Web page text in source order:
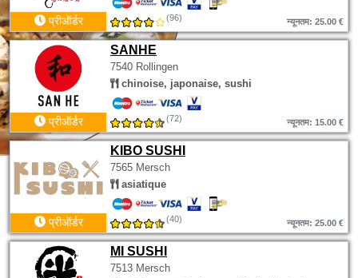
प्रीऑर्डर (96) न्यूनतम: 25.00 €
SANHE
7540 Rollingen
chinoise, japonaise, sushi
प्रीऑर्डर (72) न्यूनतम: 15.00 €
KIBO SUSHI
7565 Mersch
asiatique
प्रीऑर्डर (40) न्यूनतम: 25.00 €
MI SUSHI
7513 Mersch